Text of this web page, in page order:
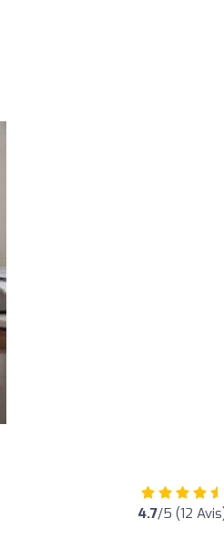
4.7/5 (12